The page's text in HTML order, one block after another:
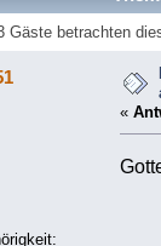
Gäste betrachten
«